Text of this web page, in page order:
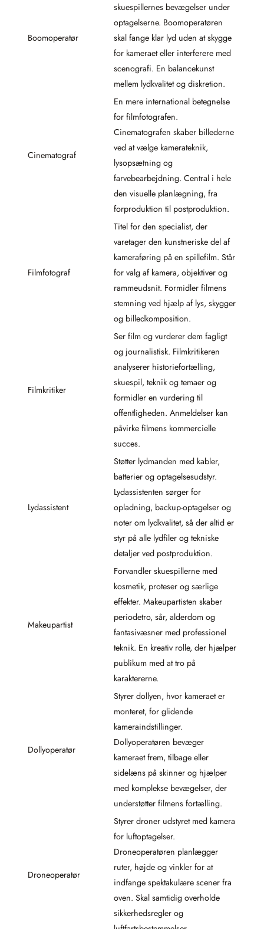
Boomoperatør
skuespillernes bevægelser under
optagelserne. Boomoperatøren
skal fange klar lyd uden at skygge
for kameraet eller interferere med
scenografi. En balancekunst
mellem lydkvalitet og diskretion.
Cinematograf
En mere international betegnelse
for filmfotografen.
Cinematografen skaber billederne
ved at vælge kamerateknik,
lysopsætning og
farvebearbejdning. Central i hele
den visuelle planlægning, fra
forproduktion til postproduktion.
Filmfotograf
Titel for den specialist, der
varetager den kunstneriske del af
kameraføring på en spillefilm. Står
for valg af kamera, objektiver og
rammeudsnit. Formidler filmens
stemning ved hjælp af lys, skygger
og billedkomposition.
Filmkritiker
Ser film og vurderer dem fagligt
og journalistisk. Filmkritikeren
analyserer historiefortælling,
skuespil, teknik og temaer og
formidler en vurdering til
offentligheden. Anmeldelser kan
påvirke filmens kommercielle
succes.
Lydassistent
Støtter lydmanden med kabler,
batterier og optagelsesudstyr.
Lydassistenten sørger for
opladning, backup-optagelser og
noter om lydkvalitet, så der altid er
styr på alle lydfiler og tekniske
detaljer ved postproduktion.
Makeupartist
Forvandler skuespillerne med
kosmetik, proteser og særlige
effekter. Makeupartisten skaber
periodetro, sår, alderdom og
fantasivæsner med professionel
teknik. En kreativ rolle, der hjælper
publikum med at tro på
karaktererne.
Dollyoperatør
Styrer dollyen, hvor kameraet er
monteret, for glidende
kameraindstillinger.
Dollyoperatøren bevæger
kameraet frem, tilbage eller
sidelæns på skinner og hjælper
med komplekse bevægelser, der
understøtter filmens fortælling.
Droneoperatør
Styrer droner udstyret med kamera
for luftoptagelser.
Droneoperatøren planlægger
ruter, højde og vinkler for at
indfange spektakulære scener fra
oven. Skal samtidig overholde
sikkerhedsregler og